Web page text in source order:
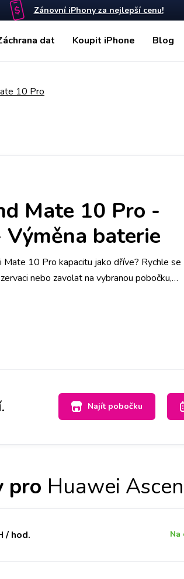
Zánovní iPhony za nejlepší cenu!
dat Koupit iPhone Blog
10 Pro
Mate 10 Pro -
baterie
Mate 10 Pro kapacitu jako dříve? Rychle se
nebo zavolat na vybranou pobočku,
Váš přístroj a do půl hodiny Vám baterii
Najít pobočku
pro Huawei
/ hod. Na